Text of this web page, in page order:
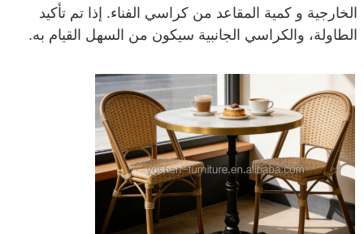
اترك رسالة
الخارجية و كمية المقاعد من كراسي الفناء. إذا تم تأكيد
الطاولة، والكراسي الجانبية سيكون من السهل القيام به.